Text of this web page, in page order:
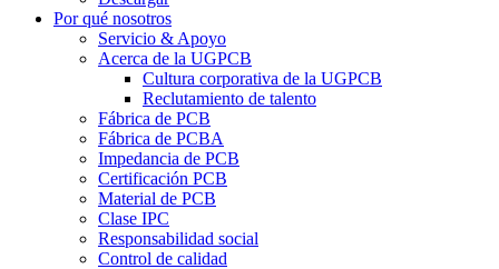
Por qué nosotros
Servicio & Apoyo
Acerca de la UGPCB
Cultura corporativa de la UGPCB
Reclutamiento de talento
Fábrica de PCB
Fábrica de PCBA
Impedancia de PCB
Certificación PCB
Material de PCB
Clase IPC
Responsabilidad social
Control de calidad